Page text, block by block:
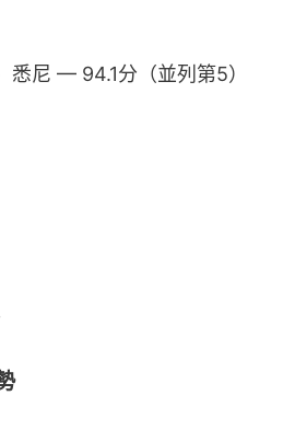
尼 — 94.1分（並列第5）